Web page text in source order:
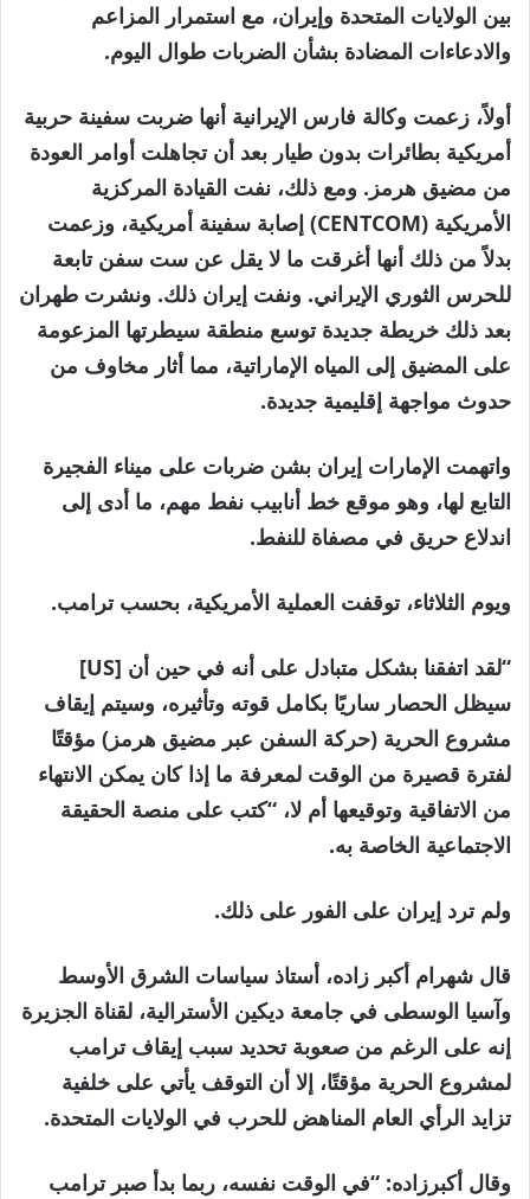
بين الولايات المتحدة وإيران، مع استمرار المزاعم
والادعاءات المضادة بشأن الضربات طوال اليوم.
أولاً، زعمت وكالة فارس الإيرانية أنها ضربت سفينة حربية
أمريكية بطائرات بدون طيار بعد أن تجاهلت أوامر العودة
من مضيق هرمز. ومع ذلك، نفت القيادة المركزية
الأمريكية (CENTCOM) إصابة سفينة أمريكية، وزعمت
بدلاً من ذلك أنها أغرقت ما لا يقل عن ست سفن تابعة
للحرس الثوري الإيراني. ونفت إيران ذلك. ونشرت طهران
بعد ذلك خريطة جديدة توسع منطقة سيطرتها المزعومة
على المضيق إلى المياه الإماراتية، مما أثار مخاوف من
حدوث مواجهة إقليمية جديدة.
واتهمت الإمارات إيران بشن ضربات على ميناء الفجيرة
التابع لها، وهو موقع خط أنابيب نفط مهم، ما أدى إلى
اندلاع حريق في مصفاة للنفط.
ويوم الثلاثاء، توقفت العملية الأمريكية، بحسب ترامب.
“لقد اتفقنا بشكل متبادل على أنه في حين أن [US]
سيظل الحصار ساريًا بكامل قوته وتأثيره، وسيتم إيقاف
مشروع الحرية (حركة السفن عبر مضيق هرمز) مؤقتًا
لفترة قصيرة من الوقت لمعرفة ما إذا كان يمكن الانتهاء
من الاتفاقية وتوقيعها أم لا، “كتب على منصة الحقيقة
الاجتماعية الخاصة به.
ولم ترد إيران على الفور على ذلك.
قال شهرام أكبر زاده، أستاذ سياسات الشرق الأوسط
وآسيا الوسطى في جامعة ديكين الأسترالية، لقناة الجزيرة
إنه على الرغم من صعوبة تحديد سبب إيقاف ترامب
لمشروع الحرية مؤقتًا، إلا أن التوقف يأتي على خلفية
تزايد الرأي العام المناهض للحرب في الولايات المتحدة.
وقال أكبرزاده: “في الوقت نفسه، ربما بدأ صبر ترامب